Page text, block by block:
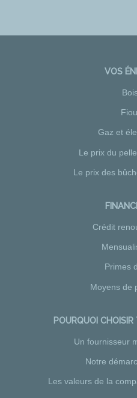
VOS
Gaz et
Le prix du
Le prix des
Crédit
Primes
Moyens de
POURQUOI
Un fournisseur
Notre
Les valeurs de la